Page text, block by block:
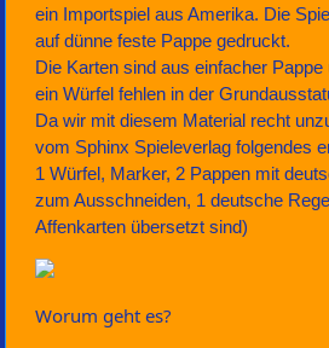
ein Importspiel aus Amerika. Die
auf dünne feste Pappe gedruckt.
Die Karten sind aus einfacher
ein Würfel fehlen in der
Da wir mit diesem Material recht
vom Sphinx Spieleverlag folgendes
1 Würfel, Marker, 2 Pappen mit
zum Ausschneiden, 1 deutsche
Affenkarten übersetzt sind)
Worum geht es?